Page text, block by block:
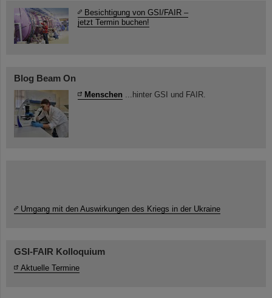
Besichtigung von GSI/FAIR –
jetzt Termin buchen!
Blog Beam On
Menschen ...hinter GSI und FAIR.
Umgang mit den Auswirkungen des Kriegs in der Ukraine
GSI-FAIR Kolloquium
Aktuelle Termine